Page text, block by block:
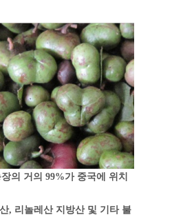
의 거의 99%가 중국에 위치
, 리놀레산 지방산 및 기타 불